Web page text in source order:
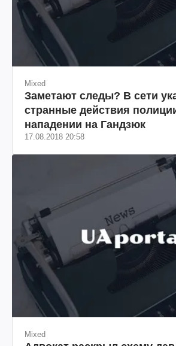
Mixed
Заметают следы? В сети
странные действия
нападении на Гандзюк
17.08.2018 20:58
Mixed